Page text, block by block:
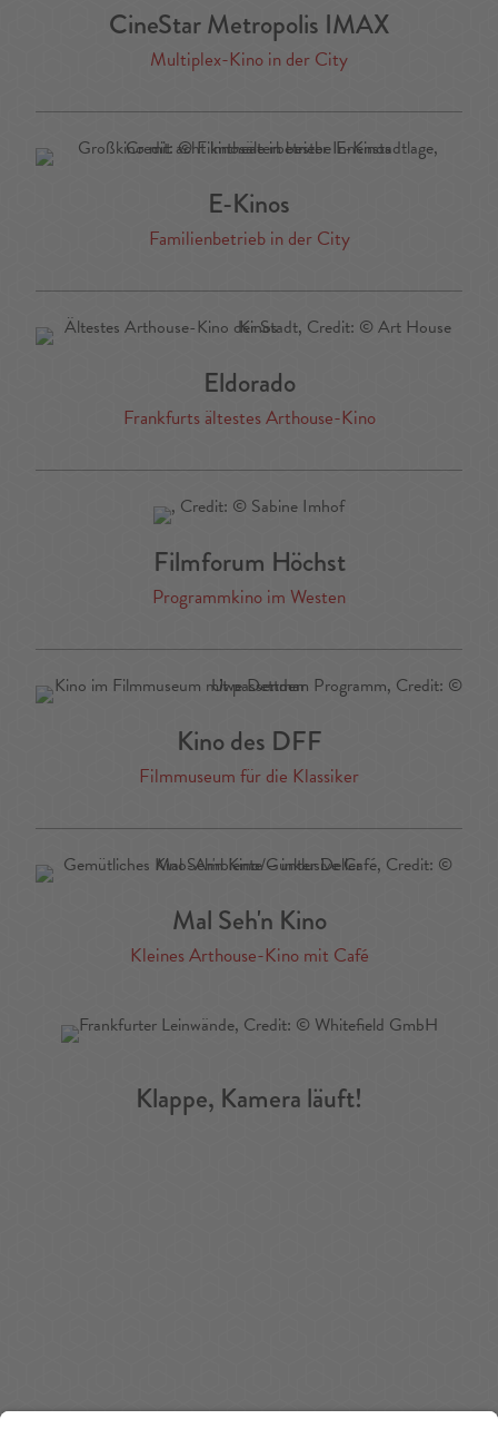
CineStar Metropolis IMAX
Multiplex-Kino in der City
E-Kinos
Familienbetrieb in der City
Eldorado
Frankfurts ältestes Arthouse-Kino
Filmforum Höchst
Programmkino im Westen
Kino des DFF
Filmmuseum für die Klassiker
Mal Seh'n Kino
Kleines Arthouse-Kino mit Café
Klappe, Kamera läuft!